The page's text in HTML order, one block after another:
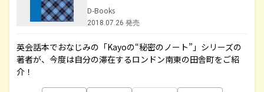
D-Books
2018.07.26 発売
英会話本でおなじみの「Kayoの“秘密のノート”」シリーズの
著者が、今度は自分の滞在するロンドン南東の田舎町をご紹
介！